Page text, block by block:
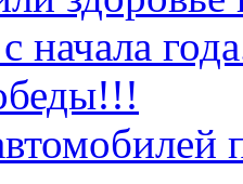
начала